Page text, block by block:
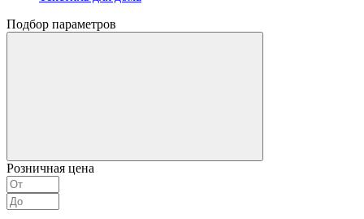
Подбор параметров
Розничная цена